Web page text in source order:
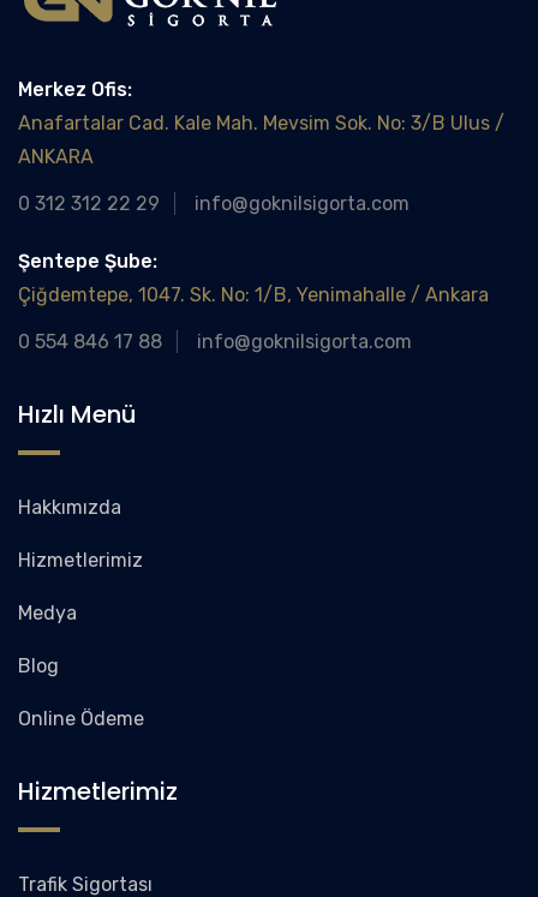
Merkez Ofis:
Anafartalar Cad. Kale Mah. Mevsim Sok. No: 3/B Ulus /
ANKARA
0 312 312 22 29 info@goknilsigorta.com
Şentepe Şube:
Çiğdemtepe, 1047. Sk. No: 1/B, Yenimahalle / Ankara
0 554 846 17 88 info@goknilsigorta.com
Hızlı Menü
Hakkımızda
Hizmetlerimiz
Medya
Blog
Online Ödeme
Hizmetlerimiz
Trafik Sigortası